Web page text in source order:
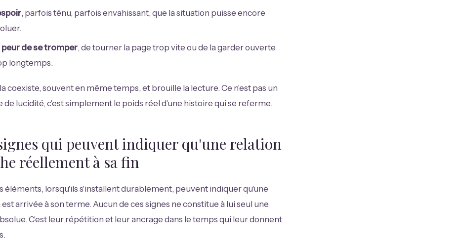
, parfois ténu, parfois envahissant, que la situation puisse encore
peur de se tromper, de tourner la page trop vite ou de la garder ouverte
longtemps.
coexiste, souvent en même temps, et brouille la lecture. Ce n'est pas un
de lucidité, c'est simplement le poids réel d'une histoire qui se referme.
qui peuvent indiquer qu'une relation
réellement à sa fin
éléments, lorsqu'ils s'installent durablement, peuvent indiquer qu'une
arrivée à son terme. Aucun de ces signes ne constitue à lui seul une
C'est leur répétition et leur ancrage dans le temps qui leur donnent